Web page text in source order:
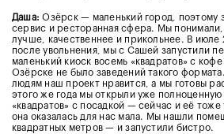
Даша: Озёрск — маленький город, поэтому
сервис и ресторанная сфера. Мы понимали,
лучше, качественнее и прикольнее. В июле
после увольнения, мы с Сашей запустили
маленький киоск восемь «квадратов» с
Озёрске не было заведений такого
людям наш проект нравится, а мы готовы
этого же года мы открыли уже
«квадратов» с посадкой — сейчас и её
она оказалась для нас мала. Мы нашли
квадратных метров — и запустили бистро.